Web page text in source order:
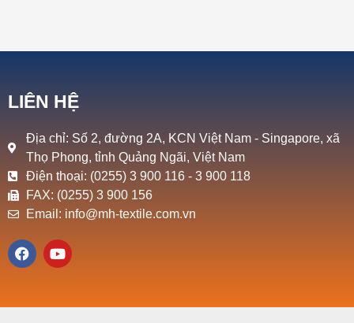
LIÊN HỆ
Địa chỉ: Số 2, đường 2A, KCN Việt Nam - Singapore, xã
Thọ Phong, tỉnh Quảng Ngãi, Việt Nam
Điện thoại: (0255) 3 900 116 - 3 900 118
FAX: (0255) 3 900 156
Email: info@mh-textile.com.vn
F
a
Y
o